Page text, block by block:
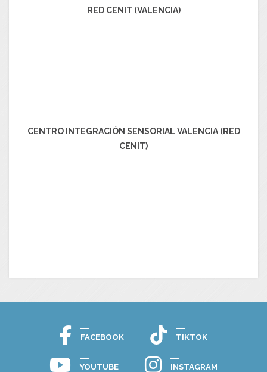
RED CENIT (VALENCIA)
CENTRO INTEGRACIÓN SENSORIAL VALENCIA (RED
CENIT)
FACEBOOK TIKTOK
YOUTUBE INSTAGRAM